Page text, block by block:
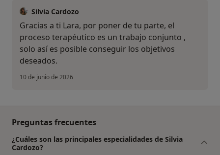
Silvia Cardozo
Gracias a ti Lara, por poner de tu parte, el
proceso terapéutico es un trabajo conjunto ,
solo así es posible conseguir los objetivos
deseados.
10 de junio de 2026
Preguntas frecuentes
¿Cuáles son las principales especialidades de Silvia
Cardozo?